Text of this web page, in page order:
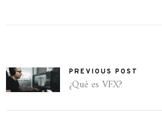
PREVIOUS POST
¿Qué es VFX?